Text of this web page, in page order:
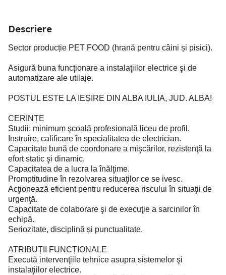
Descriere
Sector producție PET FOOD (hrană pentru câini și pisici).
Asigură buna funcţionare a instalaţiilor electrice şi de
automatizare ale utilaje.
POSTUL ESTE LA IEȘIRE DIN ALBA IULIA, JUD. ALBA!
CERINȚE
Studii: minimum şcoală profesională liceu de profil.
Instruire, calificare în specialitatea de electrician.
Capacitate bună de coordonare a mişcărilor, rezistenţă la
efort static şi dinamic.
Capacitatea de a lucra la înălţime.
Promptitudine în rezolvarea situaţilor ce se ivesc.
Acţionează eficient pentru reducerea riscului în situaţii de
urgenţă.
Capacitate de colaborare şi de execuţie a sarcinilor în
echipă.
Seriozitate, disciplină și punctualitate.
ATRIBUȚII FUNCȚIONALE
Execută intervenţiile tehnice asupra sistemelor şi
instalaţiilor electrice.